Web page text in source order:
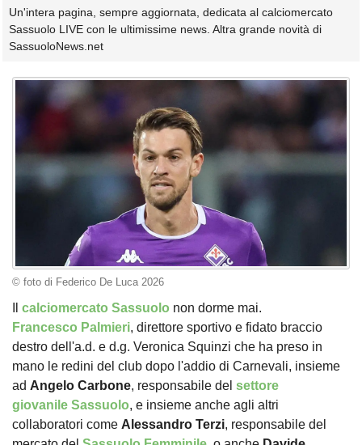
Un'intera pagina, sempre aggiornata, dedicata al calciomercato
Sassuolo LIVE con le ultimissime news. Altra grande novità di
SassuoloNews.net
© foto di Federico De Luca 2026
calciomercato Sassuolo non dorme mai.
Francesco Palmieri, direttore sportivo e fidato braccio
destro dell'a.d. e d.g. Veronica Squinzi che ha preso in
mano le redini del club dopo l'addio di Carnevali, insieme
ad Angelo Carbone, responsabile del settore
giovanile Sassuolo, e insieme anche agli altri
collaboratori come Alessandro Terzi, responsabile del